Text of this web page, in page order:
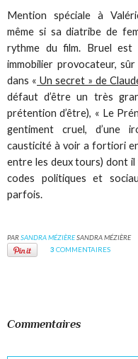
Mention spéciale à
même si sa diatribe de
rythme du film. Bruel
immobilier provocateur,
dans « Un secret » de
défaut d’être un très
prétention d’être), « Le
gentiment cruel, d’une
causticité à voir a fortiori
entre les deux tours) dont
codes politiques et
parfois.
PARSANDRA MÉZIÈRESANDRA MÉZIÈRE
3 COMMENTAIRES
Commentaires